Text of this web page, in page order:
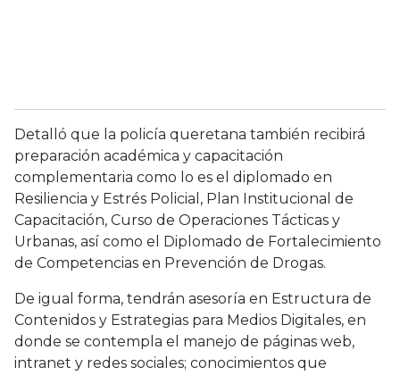
Detalló que la policía queretana también recibirá
preparación académica y capacitación
complementaria como lo es el diplomado en
Resiliencia y Estrés Policial, Plan Institucional de
Capacitación, Curso de Operaciones Tácticas y
Urbanas, así como el Diplomado de Fortalecimiento
de Competencias en Prevención de Drogas.
De igual forma, tendrán asesoría en Estructura de
Contenidos y Estrategias para Medios Digitales, en
donde se contempla el manejo de páginas web,
intranet y redes sociales; conocimientos que